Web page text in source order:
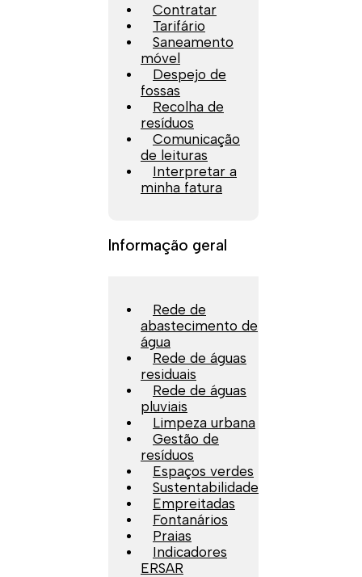
Contratar
Tarifário
Saneamento
móvel
Despejo de
fossas
Recolha de
resíduos
Comunicação
de leituras
Interpretar a
minha fatura
Informação geral
Rede de
abastecimento de
água
Rede de águas
residuais
Rede de águas
pluviais
Limpeza urbana
Gestão de
resíduos
Espaços verdes
Sustentabilidade
Empreitadas
Fontanários
Praias
Indicadores
ERSAR